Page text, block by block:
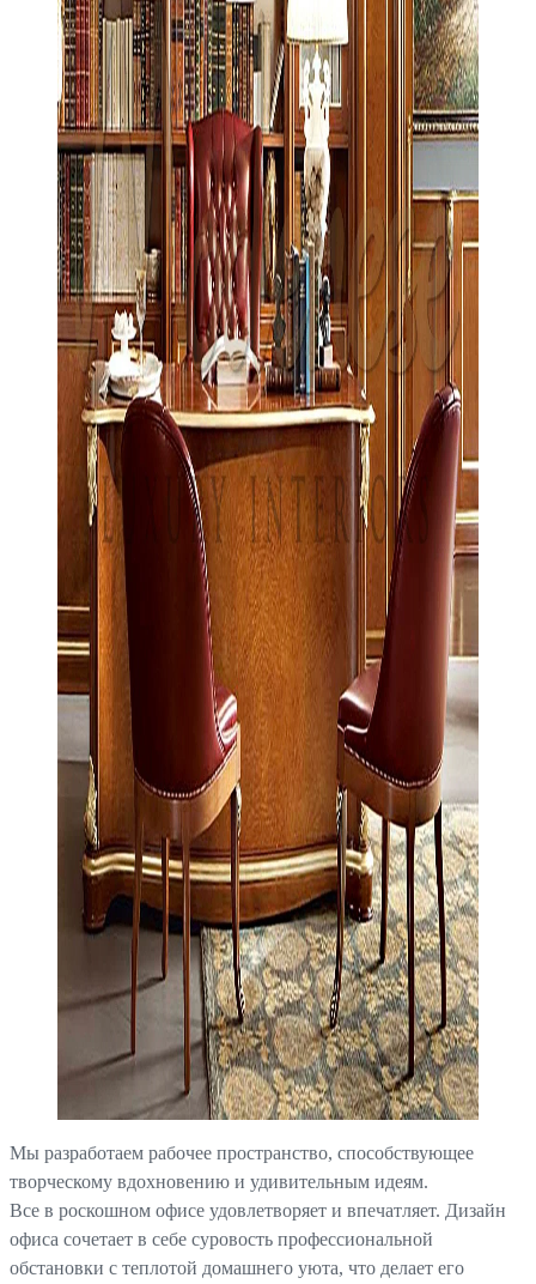
Мы разработаем рабочее пространство, способствующее
творческому вдохновению и удивительным идеям.
Все в роскошном офисе удовлетворяет и впечатляет. Дизайн
офиса сочетает в себе суровость профессиональной
обстановки с теплотой домашнего уюта, что делает его